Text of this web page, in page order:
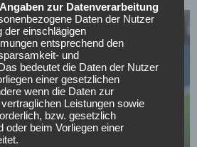
auf – Vertragsklausel
zur Datenverarbeitung
Daten der Nutzer
der einschlägigen
entsprechend den
und
bedeutet die Daten der Nutzer
einer gesetzlichen
wenn die Daten zur
Leistungen sowie
bzw. gesetzlich
oder beim Vorliegen einer